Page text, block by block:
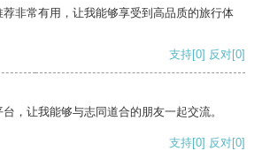
非常有用，让我能够享受到高品质的旅行体
支持[0] 反对[0]
，让我能够与志同道合的朋友一起交流。
支持[0] 反对[0]